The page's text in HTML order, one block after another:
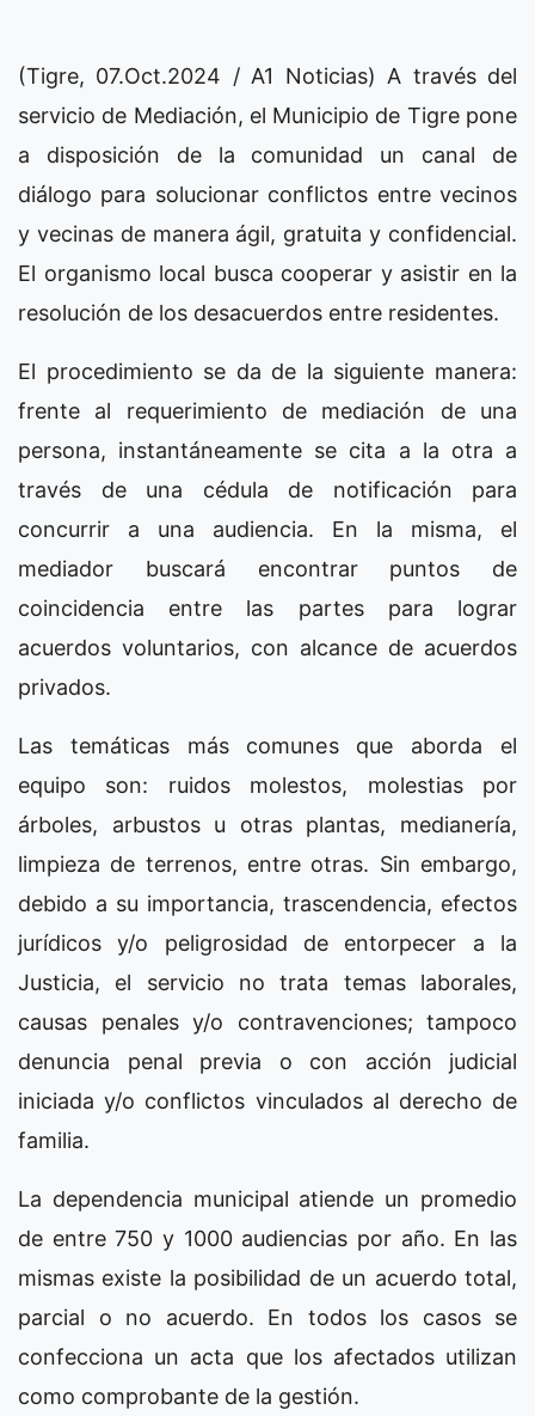
(Tigre, 07.Oct.2024 / A1 Noticias) A través del
servicio de Mediación, el Municipio de Tigre pone
a disposición de la comunidad un canal de
diálogo para solucionar conflictos entre vecinos
y vecinas de manera ágil, gratuita y confidencial.
El organismo local busca cooperar y asistir en la
resolución de los desacuerdos entre residentes.
El procedimiento se da de la siguiente manera:
frente al requerimiento de mediación de una
persona, instantáneamente se cita a la otra a
través de una cédula de notificación para
concurrir a una audiencia. En la misma, el
mediador buscará encontrar puntos de
coincidencia entre las partes para lograr
acuerdos voluntarios, con alcance de acuerdos
privados.
Las temáticas más comunes que aborda el
equipo son: ruidos molestos, molestias por
árboles, arbustos u otras plantas, medianería,
limpieza de terrenos, entre otras. Sin embargo,
debido a su importancia, trascendencia, efectos
jurídicos y/o peligrosidad de entorpecer a la
Justicia, el servicio no trata temas laborales,
causas penales y/o contravenciones; tampoco
denuncia penal previa o con acción judicial
iniciada y/o conflictos vinculados al derecho de
familia.
La dependencia municipal atiende un promedio
de entre 750 y 1000 audiencias por año. En las
mismas existe la posibilidad de un acuerdo total,
parcial o no acuerdo. En todos los casos se
confecciona un acta que los afectados utilizan
como comprobante de la gestión.